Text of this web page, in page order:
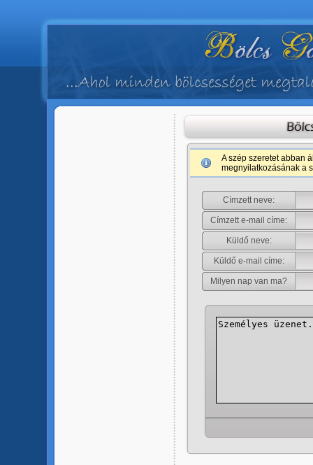
A szép szeretet abban
megnyilatkozásának a
Címzett neve:
Címzett e-mail címe:
Küldő neve:
Küldő e-mail címe:
Milyen nap van ma?